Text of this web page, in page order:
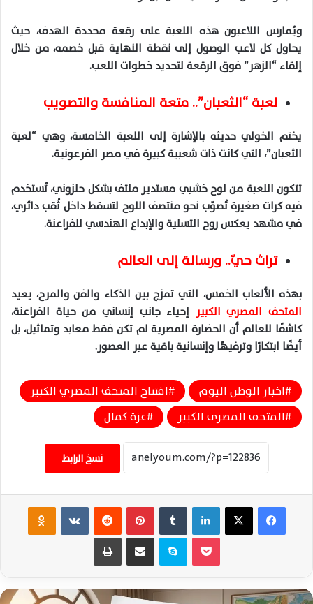
ويُمارس اللاعبون هذه اللعبة على رقعة محددة الهدف، حيث
يحاول كل لاعب الوصول إلى نقطة النهاية قبل خصمه، من خلال
إلقاء “الزهر” فوق الرقعة لتحديد خطوات اللعب.
لعبة “الثعبان”.. متعة المنافسة والتصويب
يختم الخولي حديثه بالإشارةإلى اللعبة الخامسة، وهي “لعبة
الثعبان”، التي كانت ذات شعبية كبيرة في مصر الفرعونية.
تتكون اللعبة من لوح خشبي مستدير ملتف بشكل حلزوني، تُستخدم
فيه كرات صغيرة تُصوّب نحو منتصف اللوح لتسقط داخل ثُقب دائري،
في مشهد يعكس روح التسلية والإبداع الهندسي للفراعنة.
تراث حيّ.. ورسالة إلى العالم
بهذه الألعاب الخمس، التي تمزج بين الذكاء والفن والمرح، يعيد
المتحف المصري الكبير إحياء جانب إنساني من حياة الفراعنة،
كاشفًا للعالم أن الحضارةالمصرية لم تكن فقط معابد وتماثيل، بل
أيضًا ابتكارًا وترفيهًا وإنسانية باقية عبر العصور.
اخبار الوطن اليوم
افتتاح المتحف المصري الكبير
المتحف المصري الكبير
عزة كمال
نسخ الرابط
فيسبوك ‫X لينكدإن بينتيريست ‏VKontakte
سكايب مشاركة عبر البريد طباعة